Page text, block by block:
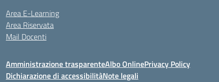
Area E-Learning
Area Riservata
Mail Docenti
Amministrazione trasparenteAlbo OnlinePrivacy Policy
Dichiarazione di accessibilitàNote legali